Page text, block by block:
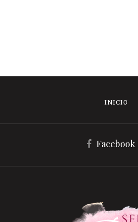
INICIO
Facebook